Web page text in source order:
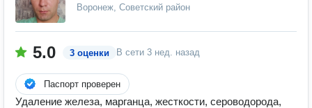
Воронеж, Советский район
5.0 3 оценки В сети 3 нед. назад
Паспорт проверен
Удаление железа, марганца, жесткости, сероводорода,